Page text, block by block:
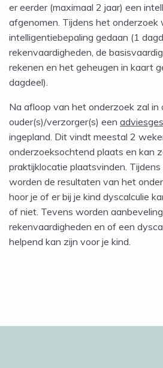
er eerder (maximaal 2 jaar) een
afgenomen. Tijdens het onderzoek
intelligentiebepaling gedaan (1
rekenvaardigheden, de
rekenen en het geheugen in kaart
dagdeel).
Na afloop van het onderzoek zal in
ouder(s)/verzorger(s) een
ingepland. Dit vindt meestal 2
onderzoeksochtend plaats en kan
praktijklocatie plaatsvinden.
worden de resultaten van het
hoor je of er bij je kind dyscalculie
of niet. Tevens worden
rekenvaardigheden en of een
helpend kan zijn voor je kind.